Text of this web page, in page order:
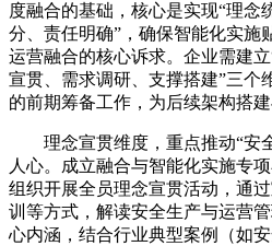
度融合的基础，核心是实现“理念
分、责任明确”，确保智能化实施
运营融合的核心诉求。企业需建
宣贯、需求调研、支撑搭建”三个
的前期筹备工作，为后续架构搭
理念宣贯维度，重点推动“安
人心。成立融合与智能化实施专
组织开展全员理念宣贯活动，通
训等方式，解读安全生产与运营
心内涵，结合行业典型案例（如